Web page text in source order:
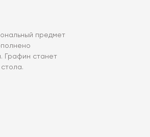
предмет
Графин станет